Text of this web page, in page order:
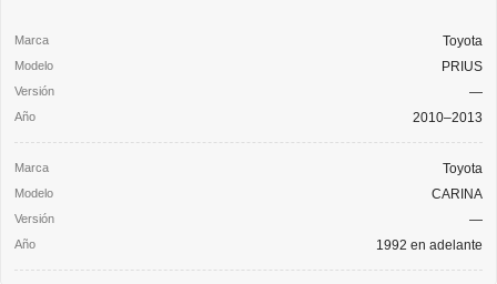
Toyota
PRIUS
—
2010–2013
Toyota
CARINA
—
1992 en adelante